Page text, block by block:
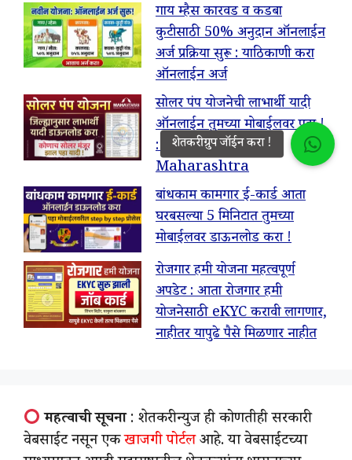
गाय म्हैस कारवड व कडबा
कुटीसाठी 50% अनुदान ऑनलाईन
अर्ज प्रक्रिया सुरू : याठिकाणी करा
ऑनलाईन अर्ज
सोलर पंप योजनेची लाभार्थी यादी
ऑनलाईन तुमच्या मोबाईलवर पहा !
: Solar Pump List
Maharashtra
बांधकाम कामगार ई-कार्ड आता
घरबसल्या 5 मिनिटात तुमच्या
मोबाईलवर डाऊनलोड करा !
रोजगार हमी योजना महत्वपूर्ण
अपडेट : आता रोजगार हमी
योजनेसाठी eKYC करावी लागणार,
नाहीतर यापुढे पैसे मिळणार नाहीत
महत्वाची सूचना: शेतकरी न्युज ही कोणतीही सरकारी
वेबसाईट नसून एकखाजगी पोर्टलआहे. या वेबसाईटच्या